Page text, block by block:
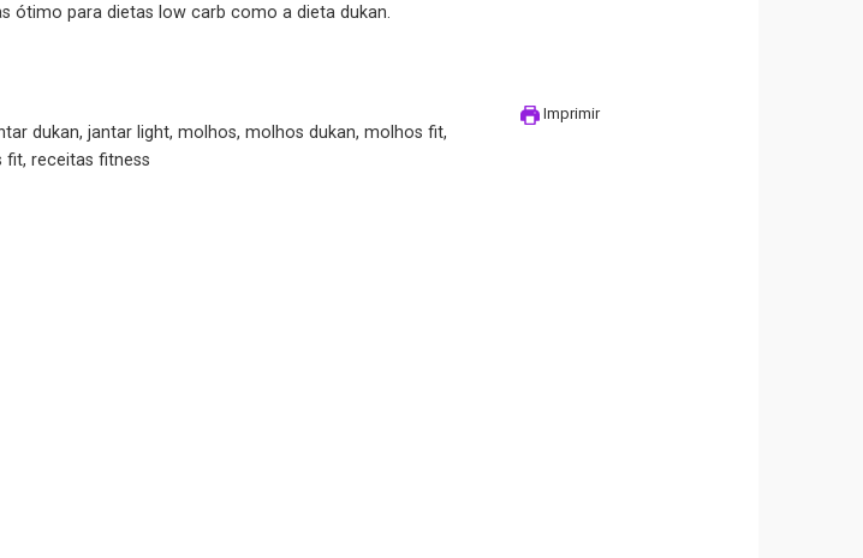
Imprimir
ótimo para dietas low carb como a dieta dukan.
dukan, jantar light, molhos, molhos dukan, molhos fit,
fit, receitas fitness